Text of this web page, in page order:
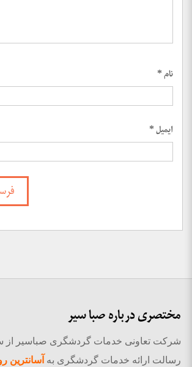
نام*
ایمیل*
مختصری درباره صبا سیر
رسالت ارائه خدمات گردشگری به